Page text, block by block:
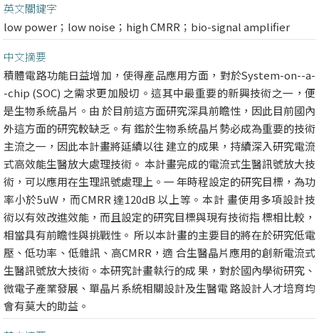
英文關鍵字
low power；low noise；high CMRR；bio-signal amplifier
中文摘要
積體電路功能日益增加，使得產品應用方面，對於System-on--a-
-chip (SOC) 之需求更加殷切。這其中最重要的新興技術之一，便
是生物系統晶片。由 於目前這方面研究深具前瞻性，因此目前國內
外這方面的研究較缺乏。有 鑑於生物系統晶片勢必成為重要的技術
主流之一，因此本計畫將延續以往 建立的成果，持續深入研究電流
式高效能生醫放大處理技術。 本計畫完成的電流式生醫訊號放大技
術，可以應用在生理訊號處理上。一 年時程設定的研究目標，為功
率小於5uW，而CMRR 達120dB 以上等。本計 畫使用多項設計技
術以有效改進效能，而且設定的研究目標與現有技術指 標相比較，
相當具有前瞻性與挑戰性。 所以本計畫的主要目的將在於研究低電
壓、低功率、低雜訊、高CMRR，適 合生醫晶片應用的創新電流式
生醫訊號放大技術。本研究計畫執行的成 果，對於國內學術研究、
微電子產業發展、單晶片系統相關設計及生醫電 路設計人才培育均
會有莫大的助益。